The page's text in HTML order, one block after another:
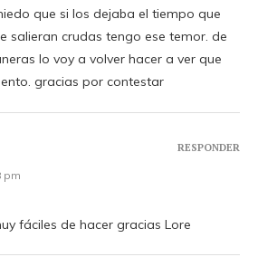
que si los dejaba el tiempo que
salieran crudas tengo ese temor. de
lo voy a volver hacer a ver que
gracias por contestar
pm
fáciles de hacer gracias Lore
RESPONDER